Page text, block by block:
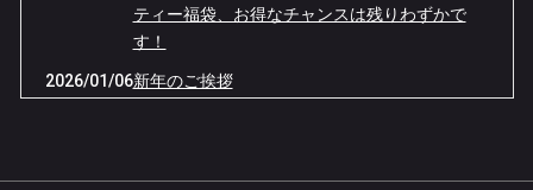
ティー福袋、お得なチャンスは残りわずかで
す！
2026/01/06新年のご挨拶